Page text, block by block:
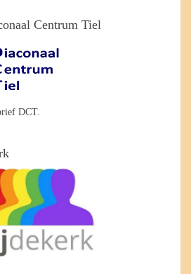
Centrum Tiel
DCT.